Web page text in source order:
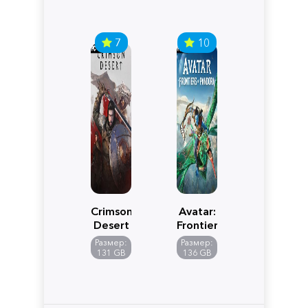
7
Crimson
Desert
Размер:
131 GB
10
Avatar:
Frontiers
of
Pandora
Размер:
136 GB